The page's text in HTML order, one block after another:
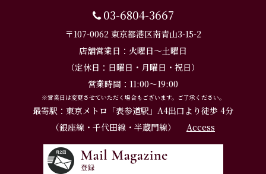
03-6804-3667
〒107-0062 東京都港区南青山3-15-2
店舗営業日：火曜日～土曜日
（定休日：日曜日・月曜日・祝日）
営業時間：11:00～19:00
※営業日は変更させていただく場合もございます。ご了承ください。
最寄駅：東京メトロ「表参道駅」A4出口より徒歩 4分
（銀座線・千代田線・半蔵門線）
Access